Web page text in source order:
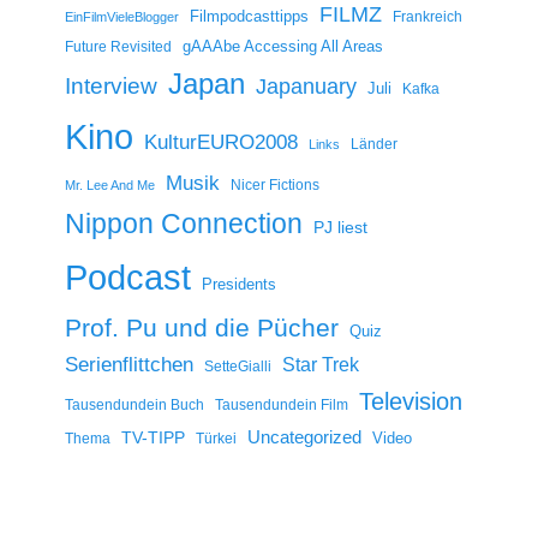
EinFilmVieleBlogger Filmpodcasttipps FILMZ
Frankreich
Future Revisited
gAAAbe Accessing All Areas
Interview Japan Japanuary Juli Kafka
Kino KulturEURO2008 Links Länder
Mr. Lee And Me Musik Nicer Fictions
Nippon Connection PJ liest
Podcast Presidents
Prof. Pu und die Pücher Quiz
Serienflittchen SetteGialli Star Trek
Tausendundein Buch Tausendundein Film Television
Thema TV-TIPP Türkei Uncategorized Video